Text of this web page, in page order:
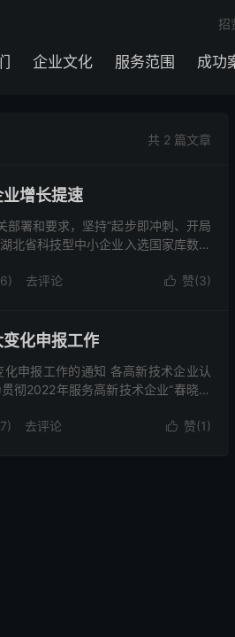
企业文化 服务范围 成功
招
共 2 篇文章
增长提速
署和要求，坚持“起步即冲刺、开局
北省科技型中小企业入选国家库数量
 赞(3)
去评论
化申报工作
申报工作的通知 各高新技术企业认
彻2022年服务高新技术企业“春晓行
 赞(1)
去评论